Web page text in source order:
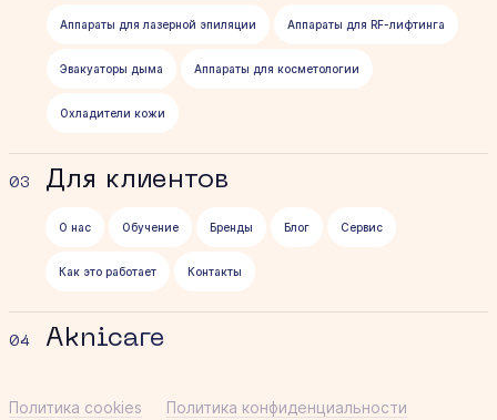
Аппараты для лазерной эпиляции Аппараты для RF-лифтинга
Эвакуаторы дыма Аппараты для косметологии
Охладители кожи
03 Для клиентов
О нас Обучение Бренды Блог Сервис
Как это работает Контакты
04 Aknicare
Политика cookies Политика конфиденциальности